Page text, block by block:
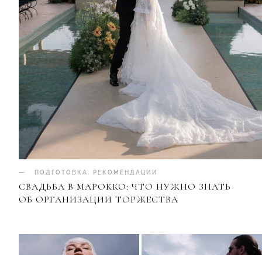
ПОДГОТОВКА РЕКОМЕНДАЦИИ
СВАДЬБА В МАРОККО: ЧТО НУЖНО ЗНАТЬ
ОБ ОРГАНИЗАЦИИ ТОРЖЕСТВА